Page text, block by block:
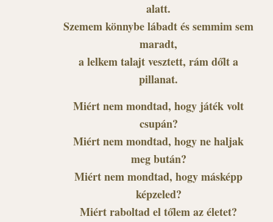
alatt.
Szemem könnybe lábadt és semmim sem
maradt,
a lelkem talajt vesztett, rám dőlt a
pillanat.
Miért nem mondtad, hogy játék volt
csupán?
Miért nem mondtad, hogy ne haljak
meg bután?
Miért nem mondtad, hogy másképp
képzeled?
Miért raboltad el tőlem az életet?